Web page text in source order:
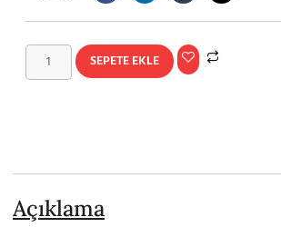
SEPETE EKLE
Açıklama